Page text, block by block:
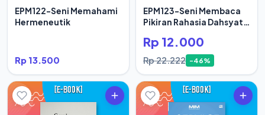
EPM122-Seni Memahami
Hermeneutik
Rp 13.500
EPM123-Seni Membaca
Pikiran Rahasia Dahsyat
Rp 12.000
Rp 22.222 -46%